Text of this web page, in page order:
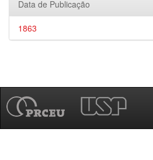
Data de Publicação
1863